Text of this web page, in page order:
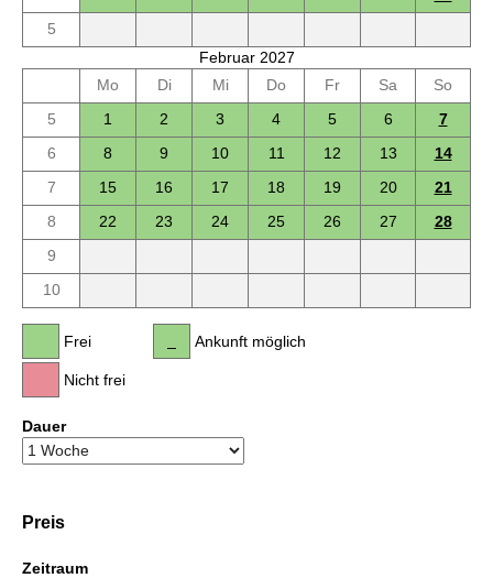
5
Februar 2027
Mo
Di Mi Do Fr Sa
So
5
1 2 3 4 5 6
7
6
8 9 10 11 12 13
14
7
15 16 17 18 19 20
21
8
22 23 24 25 26 27
28
9
10
Frei
Nicht frei
Ankunft möglich
Dauer
Preis
Zeitraum